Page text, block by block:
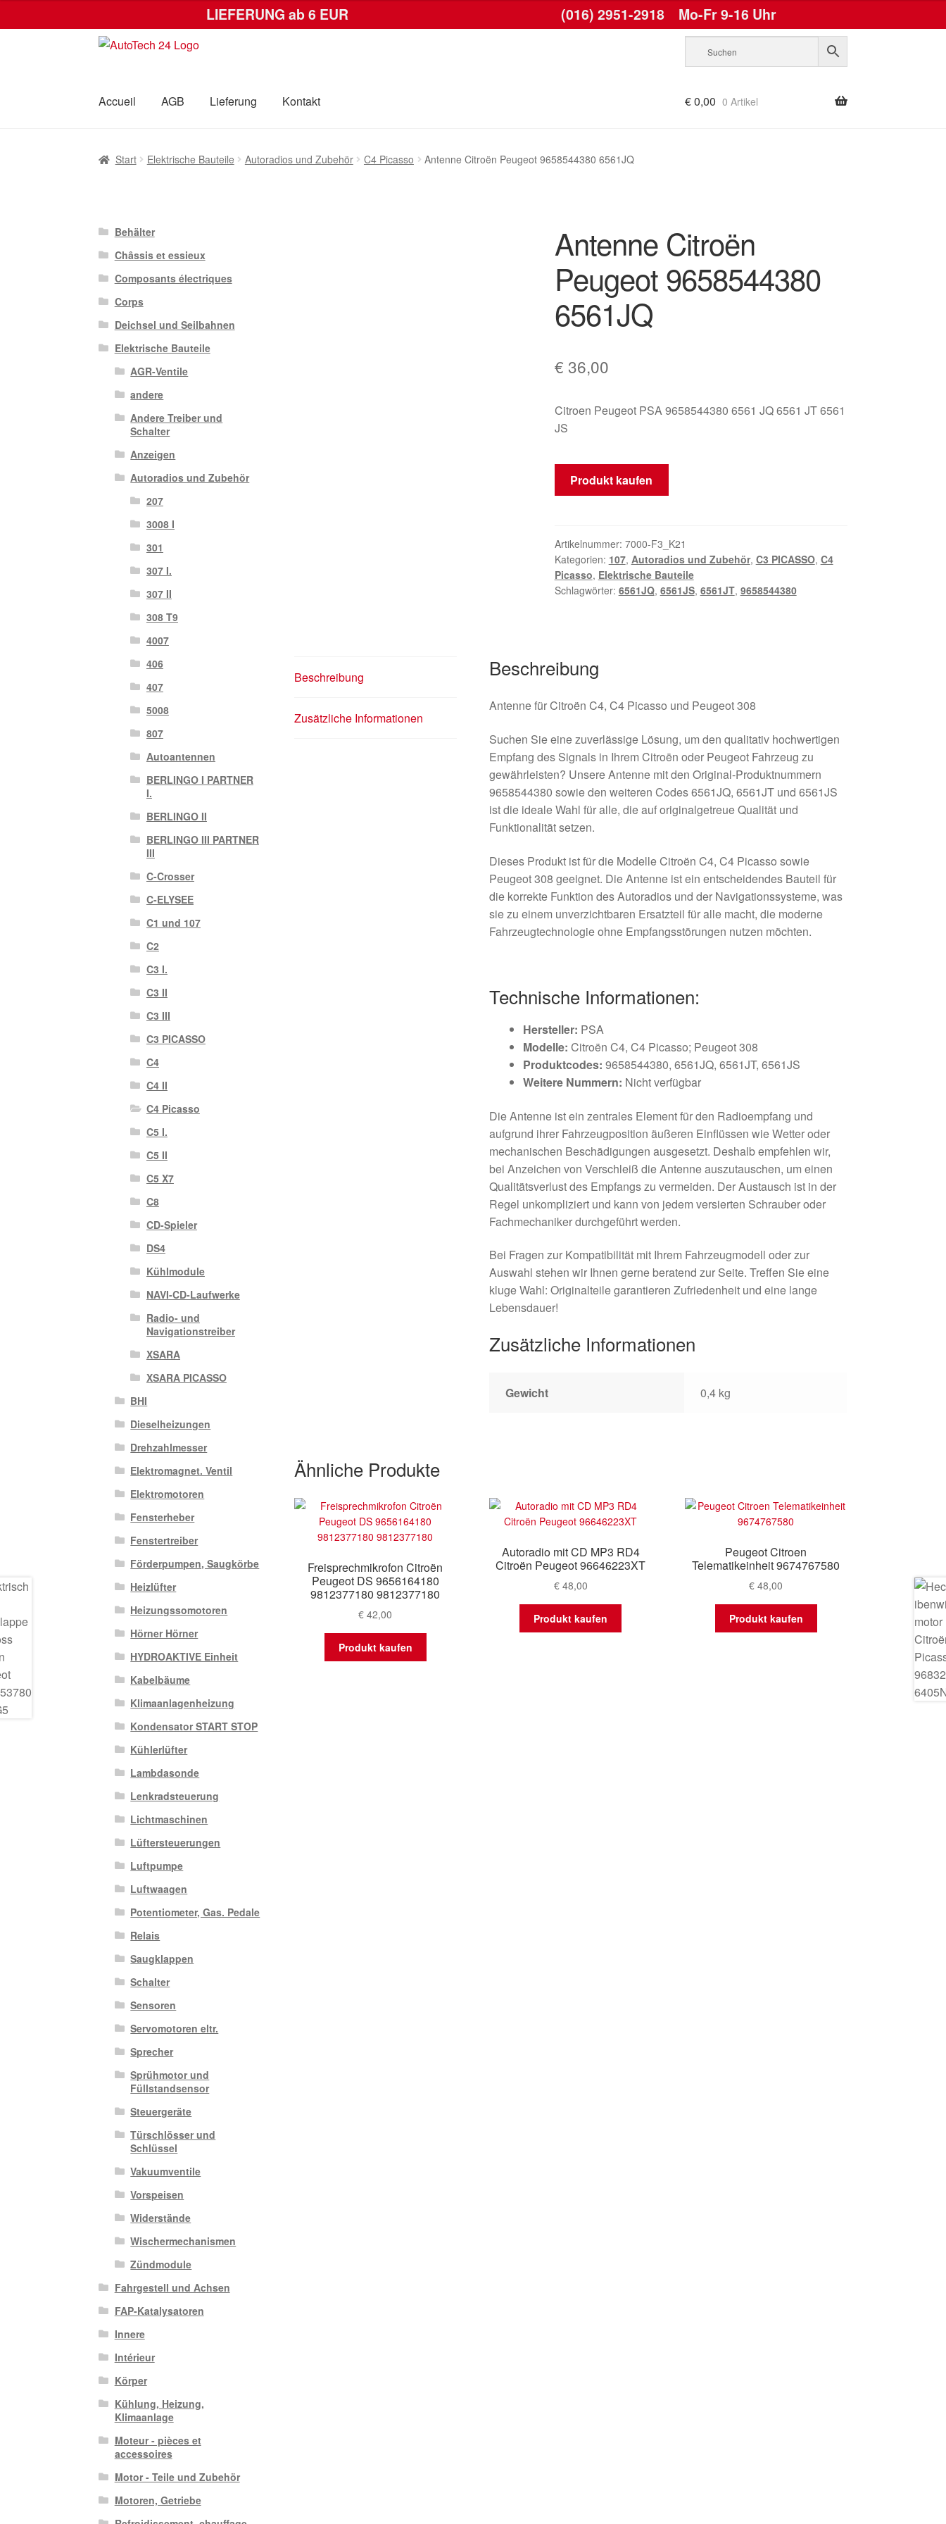
LIEFERUNG ab 6 EUR (016) 2951-2918Mo-Fr 9-16 Uhr
Zur
Zum
Accueil
AGB Lieferung Kontakt €0,00 0 Artikel
Start Elektrische Bauteile Autoradios und Zubehör C4 Picasso Antenne Citroën Peugeot 9658544380 6561JQ
Antenne Citroën
Peugeot 9658544380
6561JQ
€ 36,00
Citroen Peugeot PSA 9658544380 6561 JQ 6561 JT 6561
JS
Produkt kaufen
Artikelnummer: 7000-F3_K21
Kategorien: 107, Autoradios und Zubehör, C3 PICASSO, C4
Picasso, Elektrische Bauteile
Schlagwörter: 6561JQ, 6561JS, 6561JT, 9658544380
Beschreibung
Zusätzliche Informationen
Beschreibung
Antenne für Citroën C4, C4 Picasso und Peugeot 308
Suchen Sie eine zuverlässige Lösung, um den qualitativ hochwertigen
Empfang des Signals in Ihrem Citroën oder Peugeot Fahrzeug zu
gewährleisten? Unsere Antenne mit den Original-Produktnummern
9658544380 sowie den weiteren Codes 6561JQ, 6561JT und 6561JS
ist die ideale Wahl für alle, die auf originalgetreue Qualität und
Funktionalität setzen.
Dieses Produkt ist für die Modelle Citroën C4, C4 Picasso sowie
Peugeot 308 geeignet. Die Antenne ist ein entscheidendes Bauteil für
die korrekte Funktion des Autoradios und der Navigationssysteme, was
sie zu einem unverzichtbaren Ersatzteil für alle macht, die moderne
Fahrzeugtechnologie ohne Empfangsstörungen nutzen möchten.
Technische Informationen:
Hersteller: PSA
Modelle: Citroën C4, C4 Picasso; Peugeot 308
Produktcodes: 9658544380, 6561JQ, 6561JT, 6561JS
Weitere Nummern: Nicht verfügbar
Die Antenne ist ein zentrales Element für den Radioempfang und
aufgrund ihrer Fahrzeugposition äußeren Einflüssen wie Wetter oder
mechanischen Beschädigungen ausgesetzt. Deshalb empfehlen wir,
bei Anzeichen von Verschleiß die Antenne auszutauschen, um einen
Qualitätsverlust des Empfangs zu vermeiden. Der Austausch ist in der
Regel unkompliziert und kann von jedem versierten Schrauber oder
Fachmechaniker durchgeführt werden.
Bei Fragen zur Kompatibilität mit Ihrem Fahrzeugmodell oder zur
Auswahl stehen wir Ihnen gerne beratend zur Seite. Treffen Sie eine
kluge Wahl: Originalteile garantieren Zufriedenheit und eine lange
Lebensdauer!
Zusätzliche Informationen
Gewicht 0,4 kg
Ähnliche Produkte
Freisprechmikrofon Citroën
Peugeot DS 9656164180
9812377180 9812377180
€ 42,00
Produkt kaufen
Autoradio mit CD MP3 RD4
Citroën Peugeot 96646223XT
€48,00
Produkt kaufen
Peugeot Citroen
Telematikeinheit 9674767580
€ 48,00
Produkt kaufen
Behälter
Châssis et essieux
Composants électriques
Corps
Deichsel und Seilbahnen
Elektrische Bauteile
AGR-Ventile
andere
Andere Treiber und
Schalter
Anzeigen
Autoradios und Zubehör
207
3008 I
301
307 I.
307 II
308 T9
4007
406
407
5008
807
Autoantennen
BERLINGO I PARTNER
I.
BERLINGO II
BERLINGO III PARTNER
III
C-Crosser
C-ELYSEE
C1 und 107
C2
C3 I.
C3 II
C3 III
C3 PICASSO
C4
C4 II
C4 Picasso
C5 I.
C5 II
C5 X7
C8
CD-Spieler
DS4
Kühlmodule
NAVI-CD-Laufwerke
Radio- und
Navigationstreiber
XSARA
XSARA PICASSO
BHI
Dieselheizungen
Drehzahlmesser
Elektromagnet. Ventil
Elektromotoren
Fensterheber
Fenstertreiber
Förderpumpen, Saugkörbe
Heizlüfter
Heizungssomotoren
Hörner Hörner
HYDROAKTIVE Einheit
Kabelbäume
Klimaanlagenheizung
Kondensator START STOP
Kühlerlüfter
Lambdasonde
Lenkradsteuerung
Lichtmaschinen
Lüftersteuerungen
Luftpumpe
Luftwaagen
Potentiometer, Gas. Pedale
Relais
Saugklappen
Schalter
Sensoren
Servomotoren eltr.
Sprecher
Sprühmotor und
Füllstandsensor
Steuergeräte
Türschlösser und
Schlüssel
Vakuumventile
Vorspeisen
Widerstände
Wischermechanismen
Zündmodule
Fahrgestell und Achsen
FAP-Katalysatoren
Innere
Intérieur
Körper
Kühlung, Heizung,
Klimaanlage
Moteur - pièces et
accessoires
Motor - Teile und Zubehör
Motoren, Getriebe